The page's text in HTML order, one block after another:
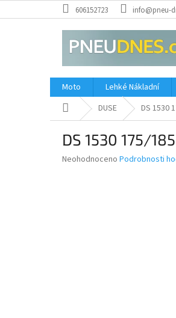
na
606152723 info@pneu-
Moto Lehké Nákladní
Domů DUSE DS 1530
DS 1530 175/
Průměrné
Neohodnoceno Podrobnosti